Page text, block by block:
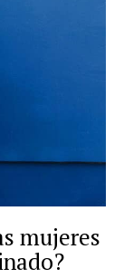
mujeres